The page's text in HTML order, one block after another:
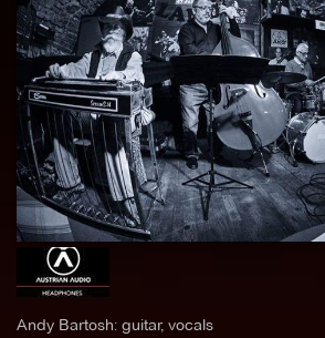
Andy Bartosh: guitar, vocals